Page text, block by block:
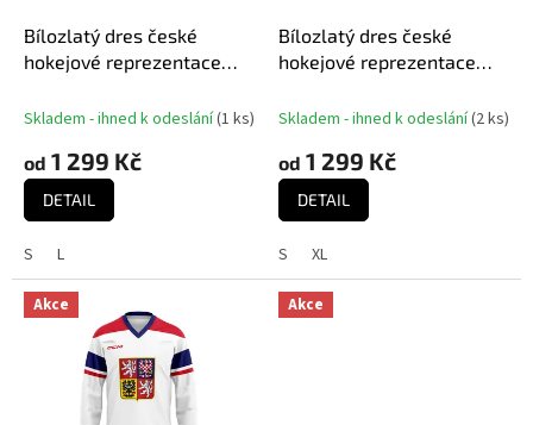
Bílozlatý dres české
hokejové reprezentace
MISTŘI 2024 CCM Fandres
Skladem - ihned k odeslání(1 ks)
od 1 299 Kč
DETAIL
S L
Bílozlatý dres české
hokejové reprezentace
MISTŘI 2024 CCM Fandres
Skladem - ihned k odeslání(2 ks)
od 1 299 Kč
DETAIL
S XL
Akce Akce